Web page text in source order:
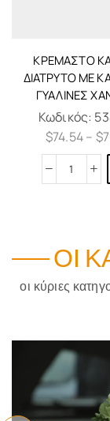
ΚΡΕΜΑΣΤΌ
ΔΙΆΤΡΥΤΟ ΜΕ
ΓΎΑΛΙΝΕΣ
Κωδικός:
$74.54– $
ΟΙ
οι κύριες